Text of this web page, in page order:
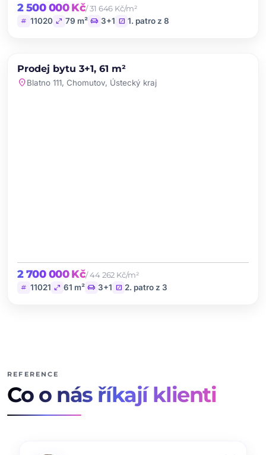
2 500 000 Kč/ 31 646 Kč/m²
tag 11020 open_in_full 79 m² chair 3+1 stairs 1. patro z 8
PRODEJ NOVINKA
Prodej bytu 3+1, 61 m²
location_onBlatno 111, Chomutov, Ústecký kraj
2 700 000 Kč/ 44 262 Kč/m²
tag 11021 open_in_full 61 m² chair 3+1 stairs 2. patro z 3
REFERENCE
Co o nás říkají klienti